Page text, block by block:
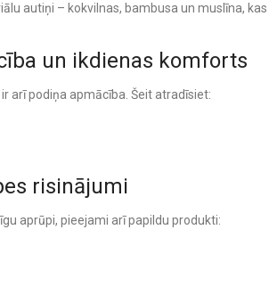
autiņi – kokvilnas, bambusa un muslīna, kas
un ikdienas komforts
arī podiņa apmācība. Šeit atradīsiet:
risinājumi
aprūpi, pieejami arī papildu produkti: